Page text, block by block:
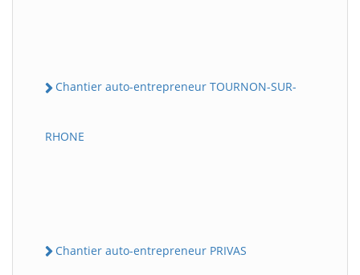
Chantier auto-entrepreneur TOURNON-SUR-
RHONE
Chantier auto-entrepreneur PRIVAS